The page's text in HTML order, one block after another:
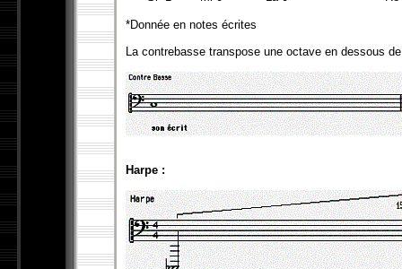
*Donnée en notes écrites
La contrebasse transpose une octave en dessous
Harpe :